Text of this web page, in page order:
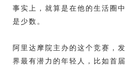
事实上，就算是在他的生活圈
是少数。
阿里达摩院主办的这个竞赛，
界最有潜力的年轻人，比如首